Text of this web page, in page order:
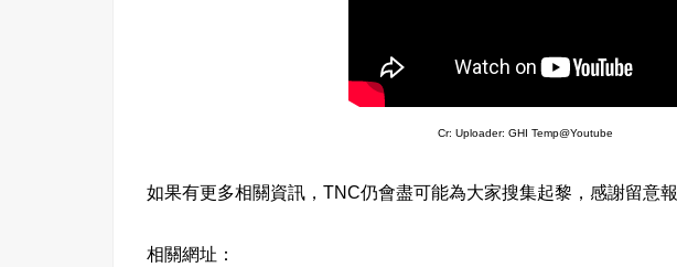
Cr: Uploader: GHI Temp@Youtube
如果有更多相關資訊，TNC仍會盡可能為大家搜集起黎，感謝留意報
相關網址：